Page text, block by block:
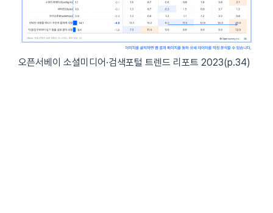
오픈서베이 소셜미디어·검색포털 트렌드 리포트 2023(p.34)